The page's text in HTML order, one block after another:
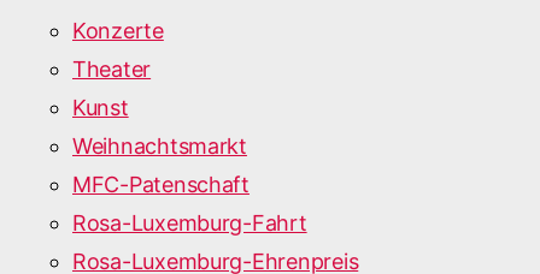
Konzerte
Theater
Kunst
Weihnachtsmarkt
MFC-Patenschaft
Rosa-Luxemburg-Fahrt
Rosa-Luxemburg-Ehrenpreis